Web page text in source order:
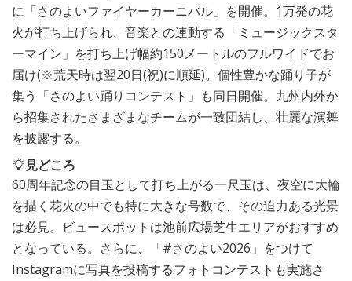
に「さのよいファイヤーカーニバル」を開催。1万発の花
火が打ち上げられ、音楽との連動する「ミュージックスタ
ーマイン」を打ち上げ幅約150メートルのフルワイドでお
届け(※荒天時は翌20日(祝)に順延)。個性豊かな踊り子が
集う「さのよい踊りコンテスト」も同日開催。九州内外か
ら招集されたさまざまなチームが一致団結し、壮麗な演舞
を披露する。
見どころ
60周年記念の目玉として打ち上がる一尺玉は、夜空に大輪
を描く花火の中でも特に大きな号数で、その迫力ある光景
は必見。ビュースポットは池前広場芝生エリアがおすすめ
となっている。さらに、「#さのよい2026」をつけて
Instagramに写真を投稿するフォトコンテストも実施さ